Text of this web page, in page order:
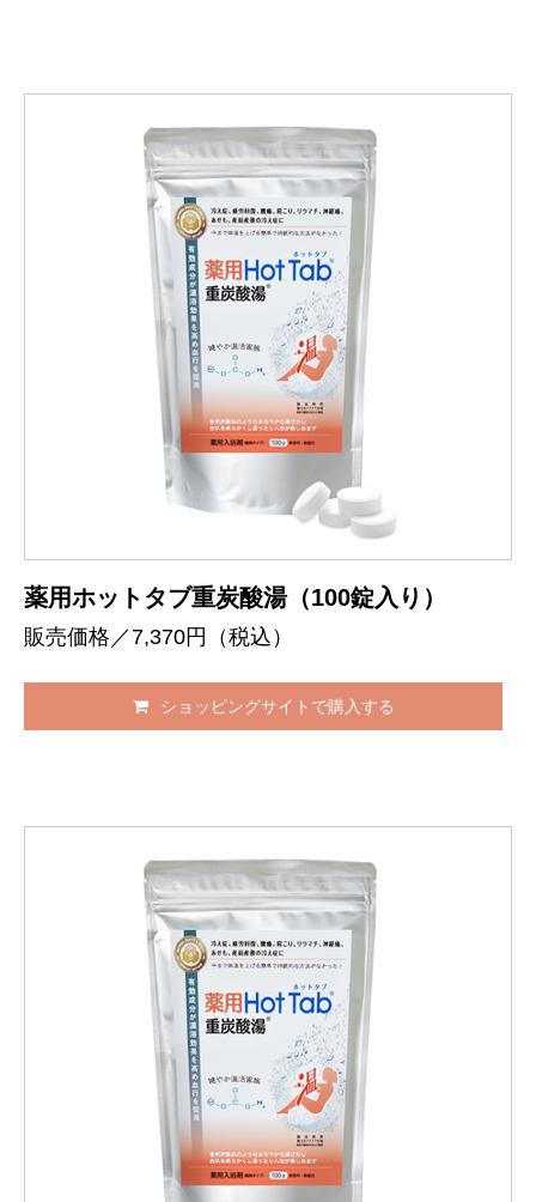
薬用ホットタブ重炭酸湯（100錠入り）
販売価格／7,370円（税込）
ショッピングサイトで購入する